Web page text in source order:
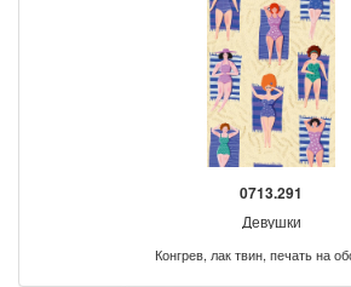
0713.291
Девушки
Конгрев, лак твин, печать на